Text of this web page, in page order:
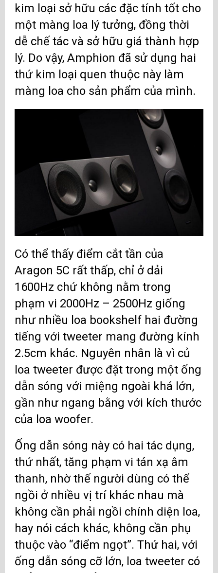
kim loại sở hữu các đặc tính tốt cho
một màng loa lý tưởng, đồng thời
dễ chế tác và sở hữu giá thành hợp
lý. Do vậy, Amphion đã sử dụng hai
thứ kim loại quen thuộc này làm
màng loa cho sản phẩm của mình.
Có thể thấy điểm cắt tần của
Aragon 5C rất thấp, chỉ ở dải
1600Hz chứ không nằm trong
phạm vi 2000Hz – 2500Hz giống
như nhiều loa bookshelf hai đường
tiếng với tweeter mang đường kính
2.5cm khác. Nguyên nhân là vì củ
loa tweeter được đặt trong một ống
dẫn sóng với miệng ngoài khá lớn,
gần như ngang bằng với kích thước
của loa woofer.
Ống dẫn sóng này có hai tác dụng,
thứ nhất, tăng phạm vi tán xạ âm
thanh, nhờ thế người dùng có thể
ngồi ở nhiều vị trí khác nhau mà
không cần phải ngồi chính diện loa,
hay nói cách khác, không cần phụ
thuộc vào “điểm ngọt”. Thứ hai, với
ống dẫn sóng cỡ lớn, loa tweeter có